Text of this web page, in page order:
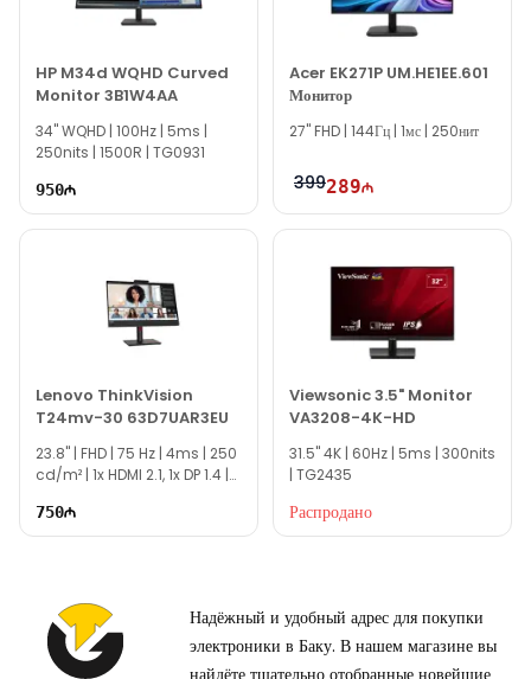
наш сайт.
Если вам нужна помощь с выбором, наши опытные
специалисты готовы помочь вам ежедневно с 10:00 до 19:00.
Благодарим вас за проявленный интерес к нашей
компании!
HP M34d WQHD Curved
Monitor 3B1W4AA
34'' WQHD | 100Hz | 5ms |
250nits | 1500R | TG0931
950
Acer EK271P UM.HE1EE.601
Монитор
27" FHD | 144Гц | 1мс | 250нит
399289
Lenovo ThinkVision
T24mv-30 63D7UAR3EU
23.8'' | FHD | 75 Hz | 4ms | 250
cd/m² | 1x HDMI 2.1, 1x DP 1.4 |
750
Viewsonic 3.5" Monitor
VA3208-4K-HD
31.5'' 4K | 60Hz | 5ms | 300nits
| TG2435
Распродано
Надёжный и удобный адрес для покупки
электроники в Баку. В нашем магазине вы
найдёте тщательно отобранные новейшие